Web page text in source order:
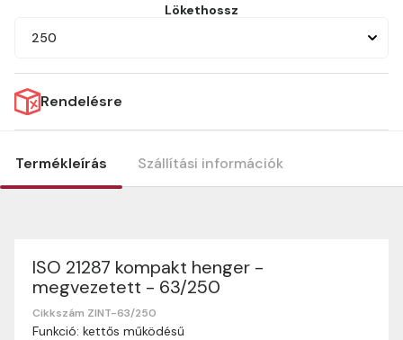
Lökethossz
250
Rendelésre
Termékleírás Szállítási információk
ISO 21287 kompakt henger -
megvezetett - 63/250
Cikkszám ZINT-63/250
Funkció: kettős működésű
Szállítási információk
Nagyon köszönjük, hogy webshopunkat választottátok
vásárlásaitokhoz. Az alábbiakban megtaláljátok szállítási
információinkat, hogy a vásárlásotok gördülékenyen és